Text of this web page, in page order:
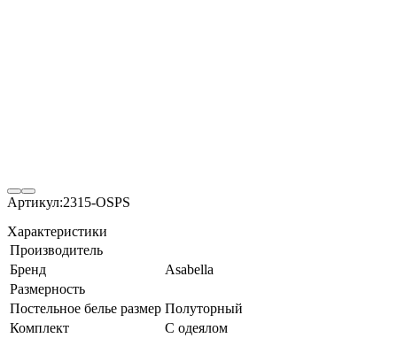
Артикул:2315-OSPS
Характеристики
Производитель
Бренд
Asabella
Размерность
Постельное белье размер Полуторный
Комплект
С одеялом